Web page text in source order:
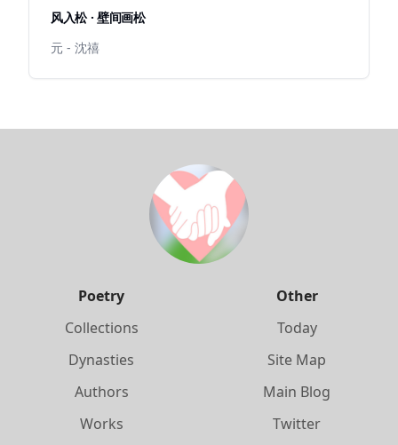
风入松 · 壁间画松
元 - 沈禧
Poetry
Collections
Dynasties
Authors
Works
Other
Today
Site Map
Main Blog
Twitter